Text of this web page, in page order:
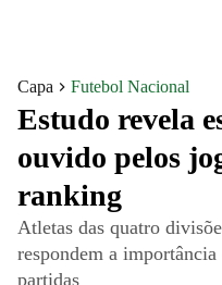
Capa Futebol Nacional
Estudo revela
ouvido pelos
ranking
Atletas das quatro
respondem a
partidas